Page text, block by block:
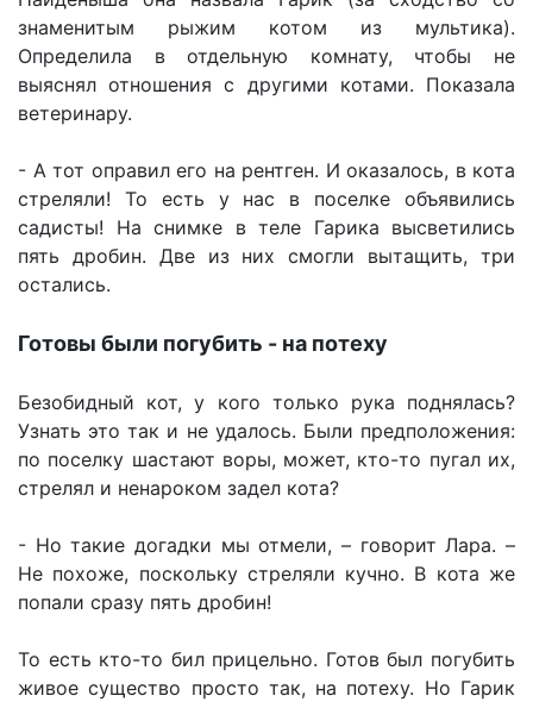
знаменитым рыжим котом из мультика).
Определила в отдельную комнату, чтобы не
выяснял отношения с другими котами. Показала
ветеринару.
- А тот оправил его на рентген. И оказалось, в кота
стреляли! То есть у нас в поселке объявились
садисты! На снимке в теле Гарика высветились
пять дробин. Две из них смогли вытащить, три
остались.
Готовы были погубить - на потеху
Безобидный кот, у кого только рука поднялась?
Узнать это так и не удалось. Были предположения:
по поселку шастают воры, может, кто-то пугал их,
стрелял и ненароком задел кота?
- Но такие догадки мы отмели, – говорит Лара. –
Не похоже, поскольку стреляли кучно. В кота же
попали сразу пять дробин!
То есть кто-то бил прицельно. Готов был погубить
живое существо просто так, на потеху. Но Гарик